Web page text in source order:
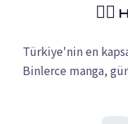
🏴‍☠️
Türkiye'nin en
Binlerce manga,